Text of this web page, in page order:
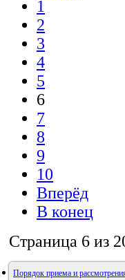
1
2
3
4
5
6
7
8
9
10
Вперёд
В конец
Страница 6 из
Порядок приема и